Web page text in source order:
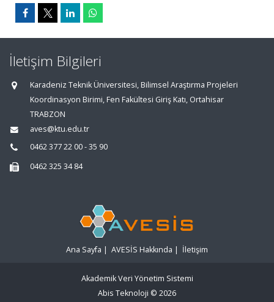
İletişim Bilgileri
Karadeniz Teknik Üniversitesi, Bilimsel Araştırma Projeleri
Koordinasyon Birimi, Fen Fakültesi Giriş Katı, Ortahisar
TRABZON
aves@ktu.edu.tr
0462 377 22 00 - 35 90
0462 325 34 84
Ana Sayfa | AVESİS Hakkında | İletişim
Akademik Veri Yönetim Sistemi
Abis Teknoloji © 2026